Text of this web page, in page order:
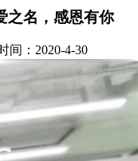
之名，感恩有你
间：2020-4-30